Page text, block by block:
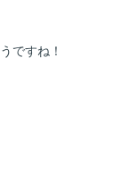
ですね！